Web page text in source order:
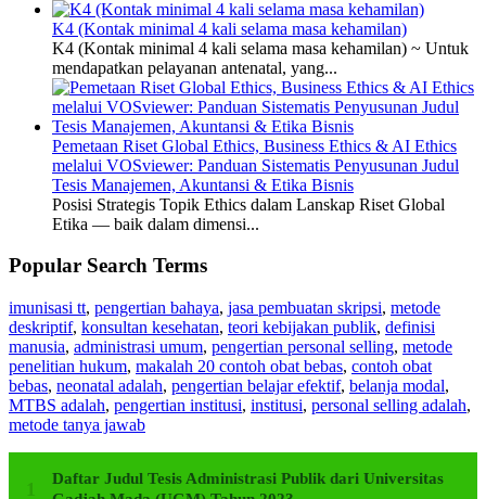
K4 (Kontak minimal 4 kali selama masa kehamilan)
K4 (Kontak minimal 4 kali selama masa kehamilan) ~ Untuk
mendapatkan pelayanan antenatal, yang...
Pemetaan Riset Global Ethics, Business Ethics & AI Ethics
melalui VOSviewer: Panduan Sistematis Penyusunan Judul
Tesis Manajemen, Akuntansi & Etika Bisnis
Posisi Strategis Topik Ethics dalam Lanskap Riset Global
Etika — baik dalam dimensi...
Popular Search Terms
imunisasi tt, pengertian bahaya, jasa pembuatan skripsi, metode
deskriptif, konsultan kesehatan, teori kebijakan publik, definisi
manusia, administrasi umum, pengertian personal selling, metode
penelitian hukum, makalah 20 contoh obat bebas, contoh obat
bebas, neonatal adalah, pengertian belajar efektif, belanja modal,
MTBS adalah, pengertian institusi, institusi, personal selling adalah,
metode tanya jawab
Daftar Judul Tesis Administrasi Publik dari Universitas